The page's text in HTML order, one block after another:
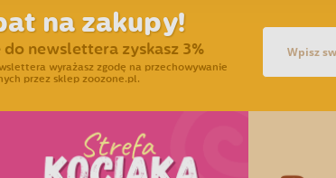
na zakupy!
do newslettera zyskasz 3%
wyrażasz zgodę na przechowywanie
przez sklep zoozone.pl.